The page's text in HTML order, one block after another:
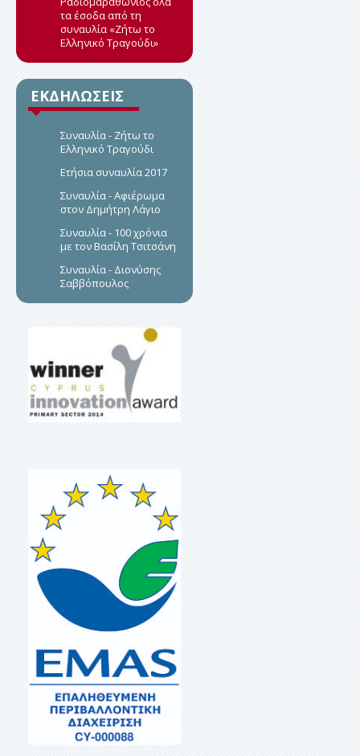
τα έσοδα από τη
συναυλία «Ζήτω το
Ελληνικό Τραγούδι»
ΕΚΔΗΛΩΣΕΙΣ
Συναυλία - Ζήτω το
Ελληνικό Τραγούδι
Eτήσια συναυλία 2017
Συναυλία - Αφιέρωμα
στον Δημήτρη Λάγιο
Συναυλία - 100 χρόνια
με τον Βασίλη Τσιτσάνη
Συναυλία - Διονύσης
Σαββόπουλος